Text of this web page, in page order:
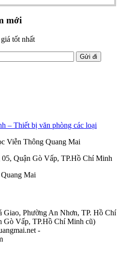
mới
tốt nhất
Viễn Thông Quang Mai
Quận Gò Vấp, TP.Hồ Chí Minh
Giao, Phường An Nhơn, TP. Hồ Chí
Gò Vấp, TP.Hồ Chí Minh cũ)
-